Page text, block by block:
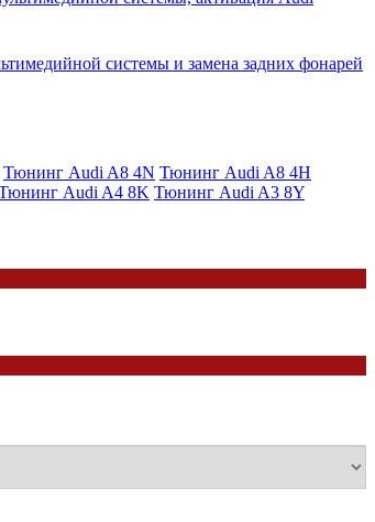
системы и замена задних фонарей
Тюнинг Audi A8 4N Тюнинг Audi A8 4H
Audi A4 8K Тюнинг Audi A3 8Y